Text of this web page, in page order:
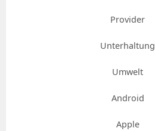
Provider
Unterhaltung
Umwelt
Android
Apple